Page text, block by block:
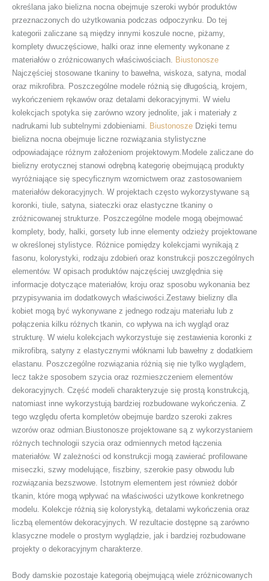
określana jako bielizna nocna obejmuje szeroki wybór produktów
przeznaczonych do użytkowania podczas odpoczynku. Do tej
kategorii zaliczane są między innymi koszule nocne, piżamy,
komplety dwuczęściowe, halki oraz inne elementy wykonane z
materiałów o zróżnicowanych właściwościach. Biustonosze
Najczęściej stosowane tkaniny to bawełna, wiskoza, satyna, modal
oraz mikrofibra. Poszczególne modele różnią się długością, krojem,
wykończeniem rękawów oraz detalami dekoracyjnymi. W wielu
kolekcjach spotyka się zarówno wzory jednolite, jak i materiały z
nadrukami lub subtelnymi zdobieniami. Biustonosze Dzięki temu
bielizna nocna obejmuje liczne rozwiązania stylistyczne
odpowiadające różnym założeniom projektowym.Modele zaliczane do
bielizny erotycznej stanowi odrębną kategorię obejmującą produkty
wyróżniające się specyficznym wzornictwem oraz zastosowaniem
materiałów dekoracyjnych. W projektach często wykorzystywane są
koronki, tiule, satyna, siateczki oraz elastyczne tkaniny o
zróżnicowanej strukturze. Poszczególne modele mogą obejmować
komplety, body, halki, gorsety lub inne elementy odzieży projektowane
w określonej stylistyce. Różnice pomiędzy kolekcjami wynikają z
fasonu, kolorystyki, rodzaju zdobień oraz konstrukcji poszczególnych
elementów. W opisach produktów najczęściej uwzględnia się
informacje dotyczące materiałów, kroju oraz sposobu wykonania bez
przypisywania im dodatkowych właściwości.Zestawy bielizny dla
kobiet mogą być wykonywane z jednego rodzaju materiału lub z
połączenia kilku różnych tkanin, co wpływa na ich wygląd oraz
strukturę. W wielu kolekcjach wykorzystuje się zestawienia koronki z
mikrofibrą, satyny z elastycznymi włóknami lub bawełny z dodatkiem
elastanu. Poszczególne rozwiązania różnią się nie tylko wyglądem,
lecz także sposobem szycia oraz rozmieszczeniem elementów
dekoracyjnych. Część modeli charakteryzuje się prostą konstrukcją,
natomiast inne wykorzystują bardziej rozbudowane wykończenia. Z
tego względu oferta kompletów obejmuje bardzo szeroki zakres
wzorów oraz odmian.Biustonosze projektowane są z wykorzystaniem
różnych technologii szycia oraz odmiennych metod łączenia
materiałów. W zależności od konstrukcji mogą zawierać profilowane
miseczki, szwy modelujące, fiszbiny, szerokie pasy obwodu lub
rozwiązania bezszwowe. Istotnym elementem jest również dobór
tkanin, które mogą wpływać na właściwości użytkowe konkretnego
modelu. Kolekcje różnią się kolorystyką, detalami wykończenia oraz
liczbą elementów dekoracyjnych. W rezultacie dostępne są zarówno
klasyczne modele o prostym wyglądzie, jak i bardziej rozbudowane
projekty o dekoracyjnym charakterze.
Body damskie pozostaje kategorią obejmującą wiele zróżnicowanych